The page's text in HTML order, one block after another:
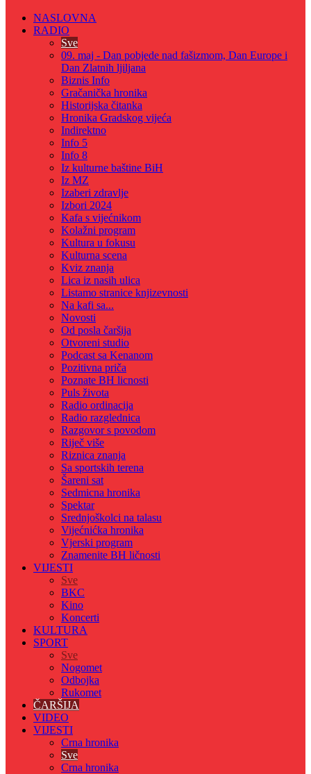
NASLOVNA
RADIO
Sve
09. maj - Dan pobjede nad fašizmom, Dan Europe i
Dan Zlatnih ljiljana
Biznis Info
Gračanička hronika
Historijska čitanka
Hronika Gradskog vijeća
Indirektno
Info 5
Info 8
Iz kulturne baštine BiH
Iz MZ
Izaberi zdravlje
Izbori 2024
Kafa s vijećnikom
Kolažni program
Kultura u fokusu
Kulturna scena
Kviz znanja
Lica iz nasih ulica
Listamo stranice knjizevnosti
Na kafi sa...
Novosti
Od posla čaršija
Otvoreni studio
Podcast sa Kenanom
Pozitivna priča
Poznate BH licnosti
Puls života
Radio ordinacija
Radio razglednica
Razgovor s povodom
Riječ više
Riznica znanja
Sa sportskih terena
Šareni sat
Sedmicna hronika
Spektar
Srednjoškolci na talasu
Vijećnićka hronika
Vjerski program
Znamenite BH ličnosti
VIJESTI
Sve
BKC
Kino
Koncerti
KULTURA
SPORT
Sve
Nogomet
Odbojka
Rukomet
ČARŠIJA
VIDEO
VIJESTI
Crna hronika
Sve
Crna hronika